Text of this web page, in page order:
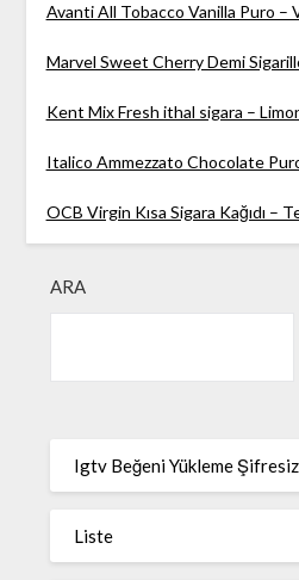
Avanti All Tobacco Vanilla Puro –
Marvel Sweet Cherry Demi
Kent Mix Fresh ithal sigara –
Italico Ammezzato Chocolate
OCB Virgin Kısa Sigara Kağıdı –
ARA
Igtv Beğeni Yükleme Şifresiz
Liste